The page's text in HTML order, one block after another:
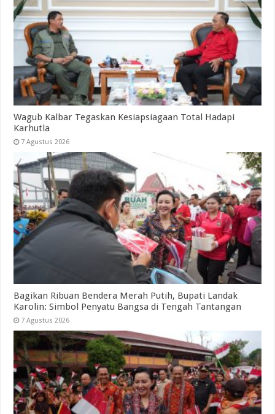
Wagub Kalbar Tegaskan Kesiapsiagaan Total Hadapi
Karhutla
7 Agustus 2026
Bagikan Ribuan Bendera Merah Putih, Bupati Landak
Karolin: Simbol Penyatu Bangsa di Tengah Tantangan
7 Agustus 2026